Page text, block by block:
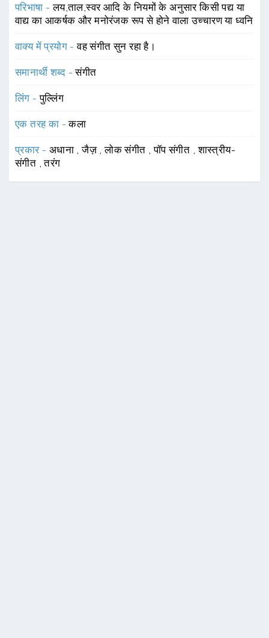
परिभाषा -लय,ताल,स्वर आदि के नियमों के अनुसार किसी पद्य या
वाद्य का आकर्षक और मनोरंजक रूप से होने वाला उच्चारण या ध्वनि
वाक्य में प्रयोग -वह संगीत सुन रहा है।
समानार्थी शब्द -संगीत
लिंग -पुल्लिंग
एक तरह का -कला
प्रकार - अधाना ,जैज़ ,लोक संगीत ,पॉप संगीत ,शास्त्रीय-
संगीत ,तरंग